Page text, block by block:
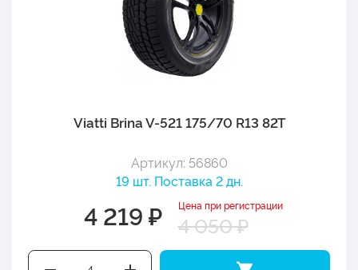
Viatti Brina V-521 175/70 R13 82T
Артикул: 56860
19 шт. Поставка 2 дн.
4 219 ₽ Цена при регистрации
4 050 ₽